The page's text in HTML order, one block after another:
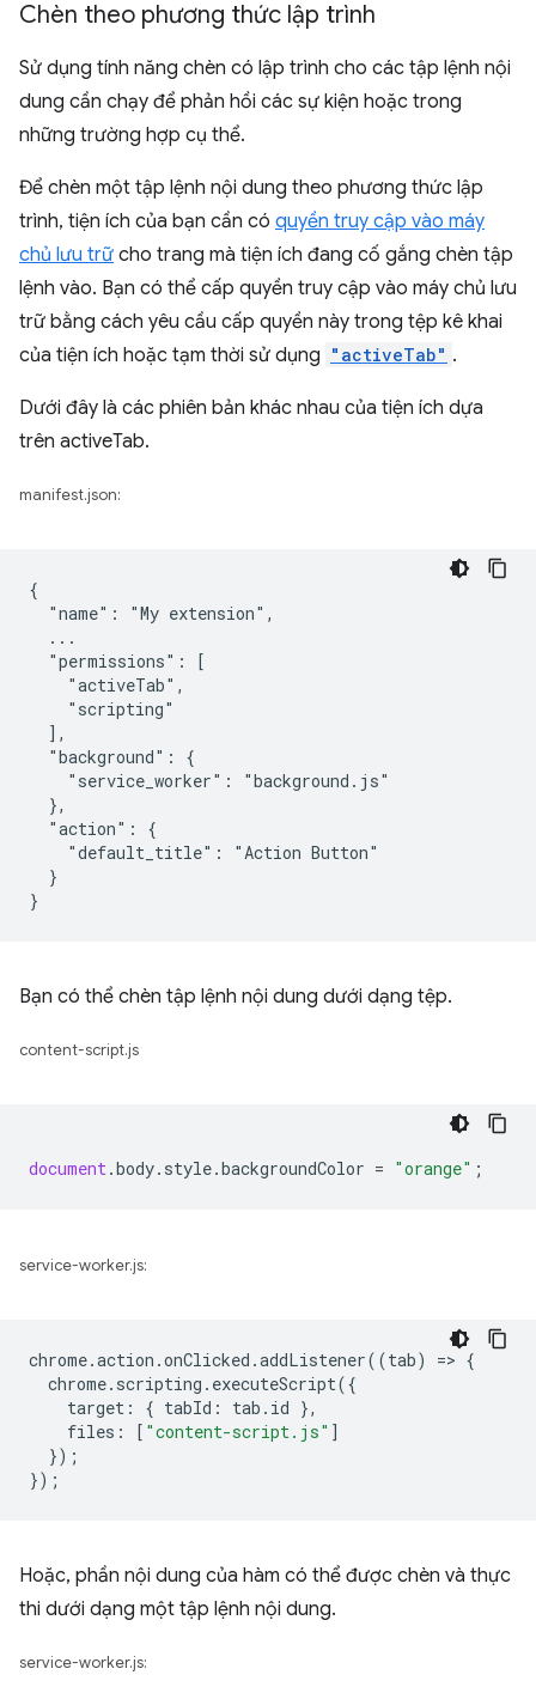
Chèn theo phương thức lập trình
Sử dụng tính năng chèn có lập trình cho các tập lệnh nội
dung cần chạy để phản hồi các sự kiện hoặc trong
những trường hợp cụ thể.
Để chèn một tập lệnh nội dung theo phương thức lập
trình, tiện ích của bạn cần có quyền truy cập vào máy
chủ lưu trữ cho trang mà tiện ích đang cố gắng chèn tập
lệnh vào. Bạn có thể cấp quyền truy cập vào máy chủ lưu
trữ bằng cách yêu cầu cấp quyền này trong tệp kê khai
của tiện ích hoặc tạm thời sử dụng "activeTab" .
Dưới đây là các phiên bản khác nhau của tiện ích dựa
trên activeTab.
manifest.json:
{
  "name": "My extension",
  ...
  "permissions": [
    "activeTab",
    "scripting"
  ],
  "background": {
    "service_worker": "background.js"
  },
  "action": {
    "default_title": "Action Button"
  }
Bạn có thể chèn tập lệnh nội dung dưới dạng tệp.
content-script.js
document.body. style.backgroundColor = "orange" ;
service-worker.js:
chrome.action .onClicked .addListener((tab) => {
chrome. scripting . executeScript({
target : { tabId : tab . id },
files : [ "content-script.js" ]
});
});
Hoặc, phần nội dung của hàm có thể được chèn và thực
thi dưới dạng một tập lệnh nội dung.
service-worker.js: